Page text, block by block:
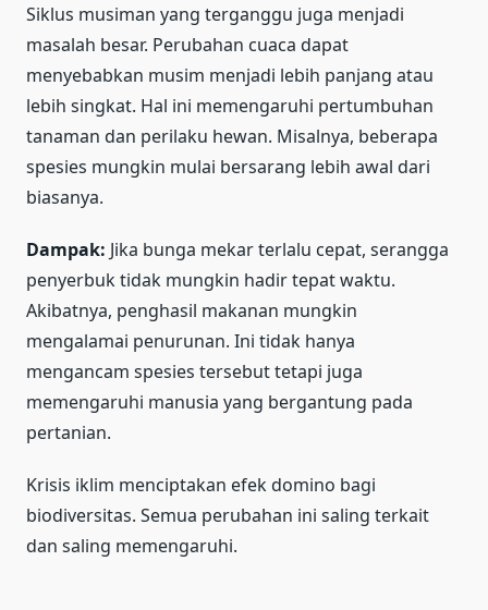
Siklus musiman yang terganggu juga menjadi
masalah besar. Perubahan cuaca dapat
menyebabkan musim menjadi lebih panjang atau
lebih singkat. Hal ini memengaruhi pertumbuhan
tanaman dan perilaku hewan. Misalnya, beberapa
spesies mungkin mulai bersarang lebih awal dari
biasanya.
Dampak: Jika bunga mekar terlalu cepat, serangga
penyerbuk tidak mungkin hadir tepat waktu.
Akibatnya, penghasil makanan mungkin
mengalamai penurunan. Ini tidak hanya
mengancam spesies tersebut tetapi juga
memengaruhi manusia yang bergantung pada
pertanian.
Krisis iklim menciptakan efek domino bagi
biodiversitas. Semua perubahan ini saling terkait
dan saling memengaruhi.